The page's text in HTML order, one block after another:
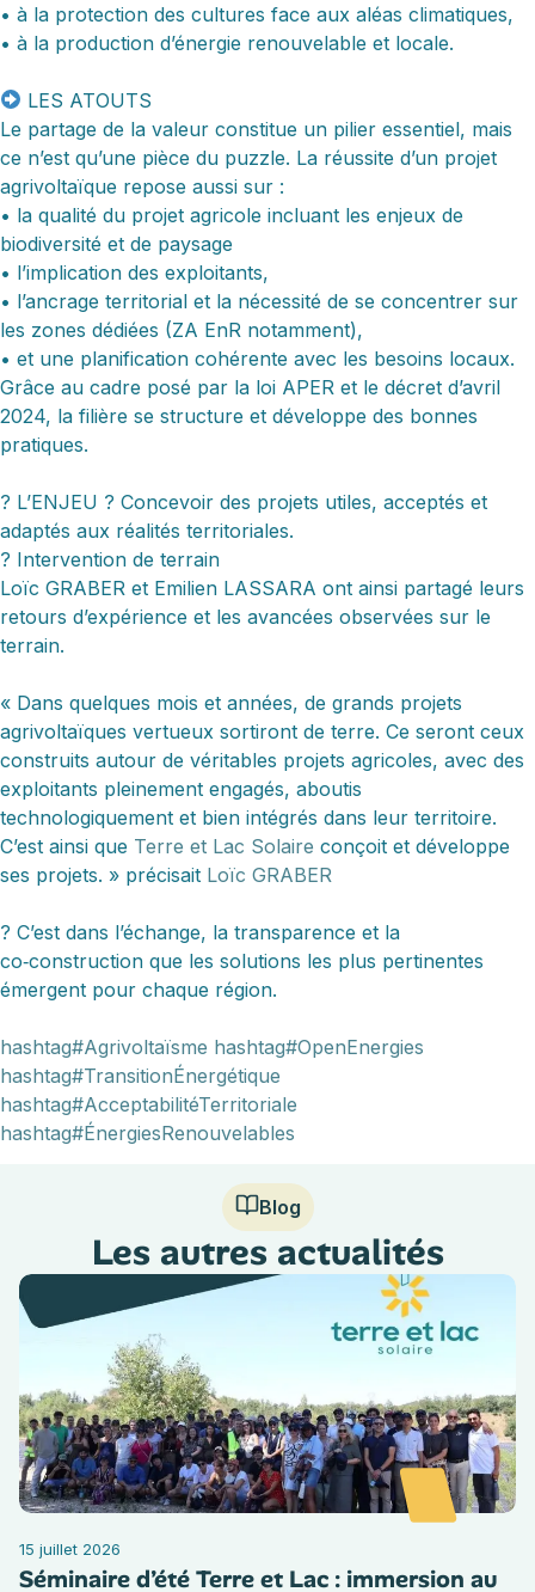
• à la protection des cultures face aux aléas climatiques,
• à la production d’énergie renouvelable et locale.
LES ATOUTS
Le partage de la valeur constitue un pilier essentiel, mais
ce n’est qu’une pièce du puzzle. La réussite d’un projet
agrivoltaïque repose aussi sur :
• la qualité du projet agricole incluant les enjeux de
biodiversité et de paysage
• l’implication des exploitants,
• l’ancrage territorial et la nécessité de se concentrer sur
les zones dédiées (ZA EnR notamment),
• et une planification cohérente avec les besoins locaux.
Grâce au cadre posé par la loi APER et le décret d’avril
2024, la filière se structure et développe des bonnes
pratiques.
? L’ENJEU ? Concevoir des projets utiles, acceptés et
adaptés aux réalités territoriales.
?️ Intervention de terrain
Loïc GRABER et Emilien LASSARA ont ainsi partagé leurs
retours d’expérience et les avancées observées sur le
terrain.
« Dans quelques mois et années, de grands projets
agrivoltaïques vertueux sortiront de terre. Ce seront ceux
construits autour de véritables projets agricoles, avec des
exploitants pleinement engagés, aboutis
technologiquement et bien intégrés dans leur territoire.
C’est ainsi que Terre et Lac Solaire conçoit et développe
ses projets. » précisait Loïc GRABER
? C’est dans l’échange, la transparence et la
co‑construction que les solutions les plus pertinentes
émergent pour chaque région.
hashtag#Agrivoltaïsme hashtag#OpenEnergies
hashtag#TransitionÉnergétique
hashtag#AcceptabilitéTerritoriale
hashtag#ÉnergiesRenouvelables
Blog
Les autres actualités
15 juillet 2026
Séminaire d’été Terre et Lac : immersion au